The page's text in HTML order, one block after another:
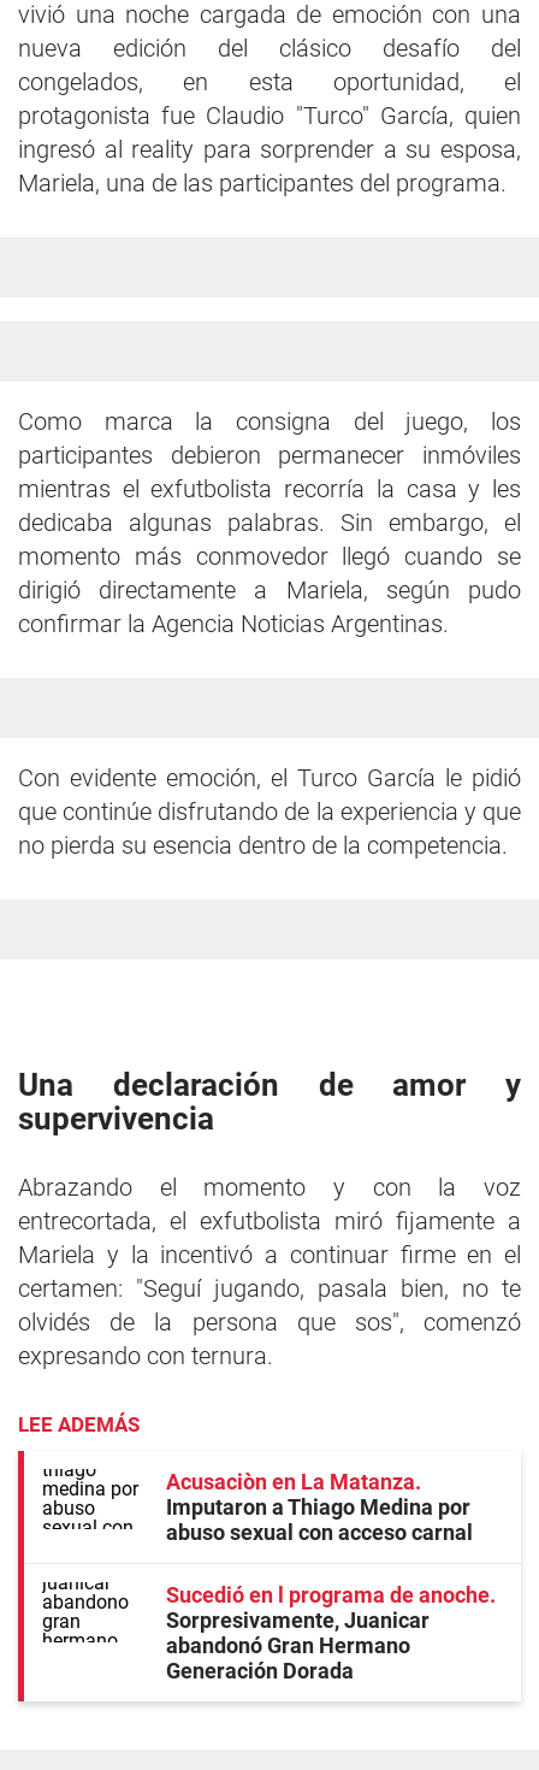
vivió una noche cargada de emoción con una
nueva edición del clásico desafío del
congelados, en esta oportunidad, el
protagonista fue Claudio "Turco" García, quien
ingresó al reality para sorprender a su esposa,
Mariela, una de las participantes del programa.
Como marca la consigna del juego, los
participantes debieron permanecer inmóviles
mientras el exfutbolista recorría la casa y les
dedicaba algunas palabras. Sin embargo, el
momento más conmovedor llegó cuando se
dirigió directamente a Mariela, según pudo
confirmar la Agencia Noticias Argentinas.
Con evidente emoción, el Turco García le pidió
que continúe disfrutando de la experiencia y que
no pierda su esencia dentro de la competencia.
Una declaración de amor y
supervivencia
Abrazando el momento y con la voz
entrecortada, el exfutbolista miró fijamente a
Mariela y la incentivó a continuar firme en el
certamen: "Seguí jugando, pasala bien, no te
olvidés de la persona que sos", comenzó
expresando con ternura.
LEE ADEMÁS
Acusaciòn en La Matanza
Imputaron a Thiago Medina por
abuso sexual con acceso carnal
Sucedió en l programa de anoche
Sorpresivamente, Juanicar
abandonó Gran Hermano
Generación Dorada